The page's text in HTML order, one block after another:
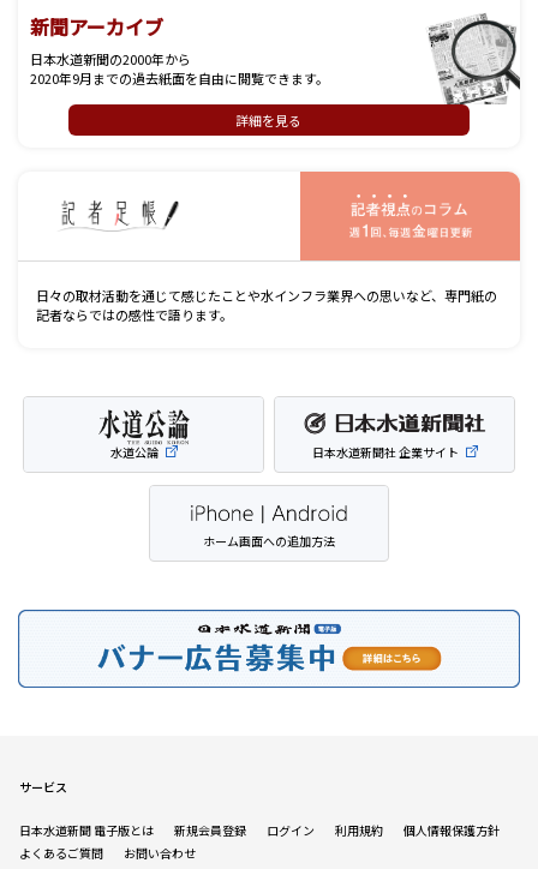
新聞アーカイブ
日本水道新聞の2000年から
2020年9月までの過去紙面を自由に閲覧できます。
詳細を見る
日々の取材活動を通じて感じたことや水インフラ業界への思いなど、専門紙の
記者ならではの感性で語ります。
水道公論 日本水道新聞社 企業サイト
ホーム画面への追加方法
サービス
日本水道新聞 電子版とは 新規会員登録 ログイン 利用規約
個人情報保護方針
よくあるご質問
お問い合わせ